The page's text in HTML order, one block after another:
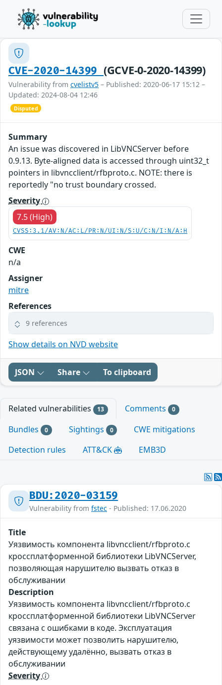
CVE-2020-14399 (GCVE-0-2020-14399)
Vulnerability from cvelistv5 – Published: 2020-06-17 15:12 –
Updated: 2024-08-04 12:46
Disputed
Summary
An issue was discovered in LibVNCServer before
0.9.13. Byte-aligned data is accessed through uint32_t
pointers in libvncclient/rfbproto.c. NOTE: there is
reportedly "no trust boundary crossed.
Severity
7.5 (High)
CVSS:3.1/AV:N/AC:L/PR:N/UI:N/S:U/C:N/I:N/A:H
CWE
n/a
Assigner
mitre
References
9 references
Show details on NVD website
JSON Share To clipboard
Related vulnerabilities 13 Comments 0
Bundles 0 Sightings 0
CWE mitigations
Detection rules
ATT&CK EMB3D
BDU:2020-03159
Vulnerability from fstec - Published: 17.06.2020
Title
Уязвимость компонента libvncclient/rfbproto.c
кроссплатформенной библиотеки LibVNCServer,
позволяющая нарушителю вызвать отказ в
обслуживании
Description
Уязвимость компонента libvncclient/rfbproto.c
кроссплатформенной библиотеки LibVNCServer
связана с ошибками в коде. Эксплуатация
уязвимости может позволить нарушителю,
действующему удалённо, вызвать отказ в
обслуживании
Severity